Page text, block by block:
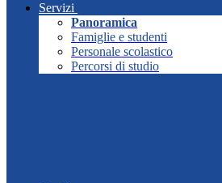
Servizi
Panoramica
Famiglie e studenti
Personale scolastico
Percorsi di studio